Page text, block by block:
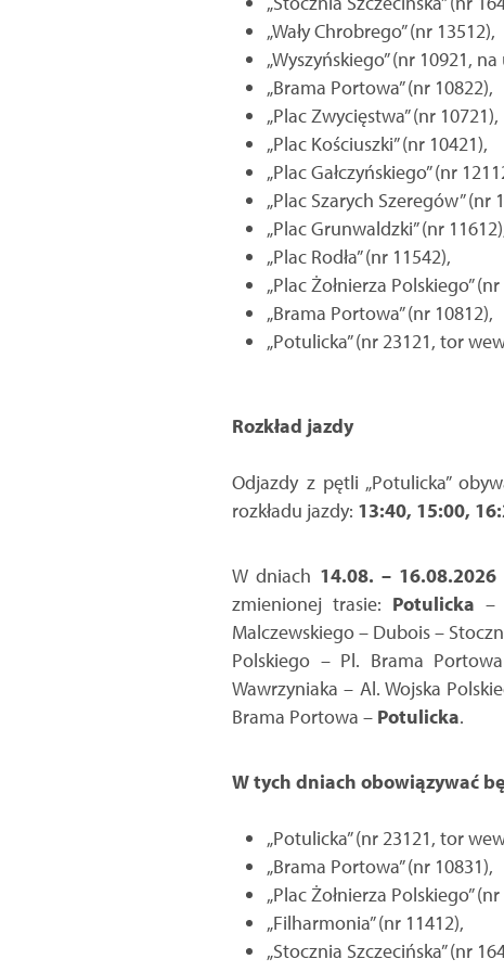
„Wały Chrobrego” (nr 13512),
„Wyszyńskiego” (nr 10921,
„Brama Portowa” (nr 10822),
„Plac Zwycięstwa” (nr 10721),
„Plac Kościuszki” (nr 10421),
„Plac Gałczyńskiego” (nr
„Plac Szarych Szeregów” (nr
„Plac Grunwaldzki” (nr
„Plac Rodła” (nr 11542),
„Plac Żołnierza Polskiego”
„Brama Portowa” (nr 10812),
„Potulicka” (nr 23121, tor
Rozkład jazdy
Odjazdy z pętli „Potulicka”
rozkładu jazdy: 13:40, 15:00,
W dniach 14.08. – 16.08.2026
zmienionej trasie: Potulicka –
Malczewskiego – Dubois –
Polskiego – Pl. Brama
Wawrzyniaka – Al. Wojska
Brama Portowa – Potulicka.
W tych dniach obowiązywać
„Potulicka” (nr 23121, tor
„Brama Portowa” (nr 10831),
„Plac Żołnierza Polskiego”
„Filharmonia” (nr 11412),
„Stocznia Szczecińska” (nr